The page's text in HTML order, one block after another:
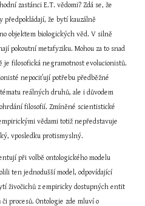
zastánci E.T. vědomi? Zdá se, že
předpokládají, že bytí kauzálně
objektem biologických věd. V silně
pokoutní metafyziku. Mohou za to snad
je filosofická negramotnost evolucionistů.
nepociťují potřebu předběžné
reálných druhů, ale i důvodem
filosofií. Zmíněné scientistické
vědami totiž nepředstavuje
vposledku protismyslný.
při volbě ontologického modelu
ten jednodušší model, odpovídající
živočichů z empiricky dostupných entit
procesů. Ontologie zde mluví o